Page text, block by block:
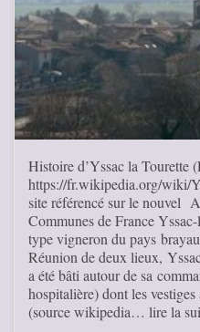
Histoire d’Yssac la Tourette
https://fr.wikipedia.org/wiki/
site référencé sur le nouvel
Communes de France
type vigneron du pays
Réunion de deux lieux,
a été bâti autour de sa
hospitalière) dont les
(source wikipedia… lire la